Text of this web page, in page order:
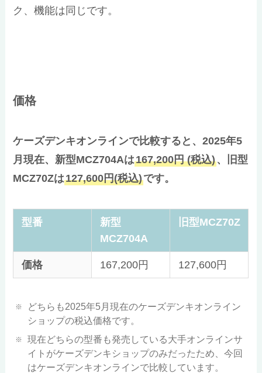
ク、機能は同じです。
価格
ケーズデンキオンラインで比較すると、2025年5
月現在、新型MCZ704Aは167,200円 (税込)、旧型
MCZ70Zは127,600円(税込)です。
型番
新型
MCZ704A
旧型MCZ70Z
価格 167,200円 127,600円
どちらも2025年5月現在のケーズデンキオンライン
ショップの税込価格です。
現在どちらの型番も発売している大手オンラインサ
イトがケーズデンキショップのみだったため、今回
はケーズデンキオンラインで比較しています。